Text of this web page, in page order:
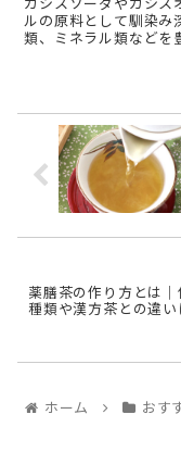
ルの原料として馴染み
類、ミネラル類などを
薬膳茶の作り方とは
種類や漢方茶との違
ホーム おす